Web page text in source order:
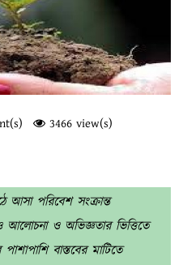
3466 view(s)
আসা পরিবেশ সংক্রান্ত
আলোচনা ও অভিজ্ঞতার ভিত্তিতে
বাস্তবের মাটিতে